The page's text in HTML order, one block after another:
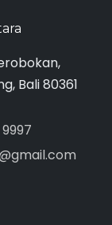
Bali 80361